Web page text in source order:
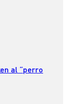
al “perro